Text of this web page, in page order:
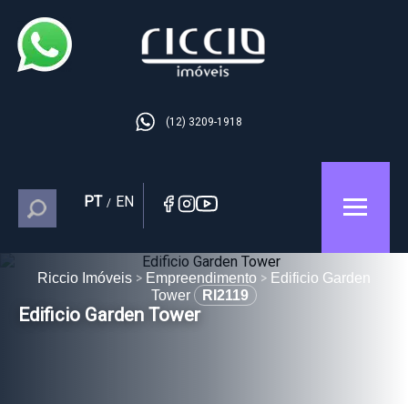
(12) 3209-1918
PT / EN
Riccio Imóveis Empreendimento
Edificio Garden
Tower
RI2119
Edificio Garden Tower